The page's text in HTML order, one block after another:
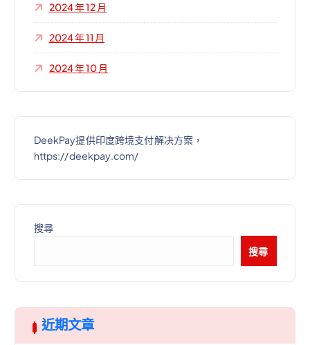
2024 年 12 月
2024 年 11 月
2024 年 10 月
DeekPay提供印度跨境支付解决方案，
https://deekpay.com/
搜尋
搜尋
近期文章